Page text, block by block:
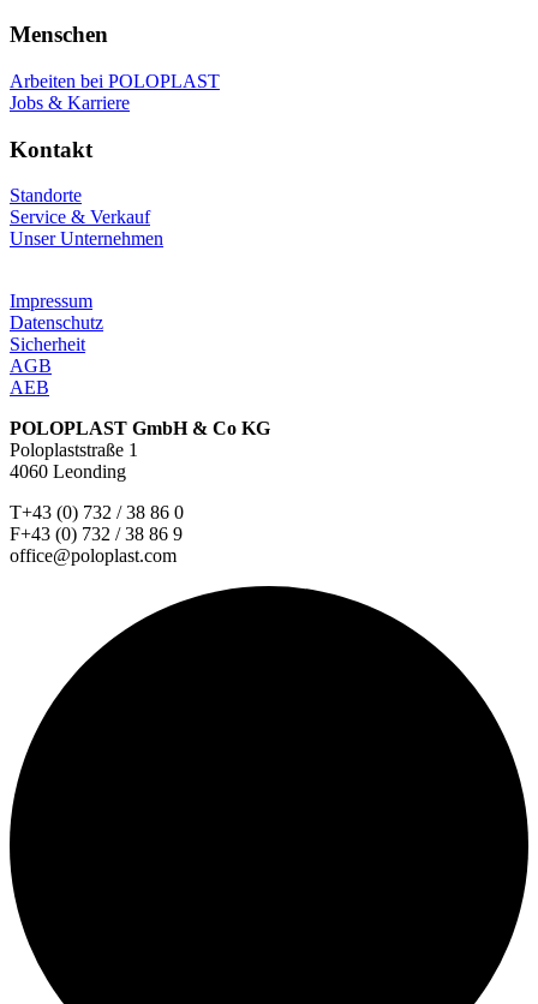
Menschen
Arbeiten bei POLOPLAST
Jobs & Karriere
Kontakt
Standorte
Service & Verkauf
Unser Unternehmen
Impressum
Datenschutz
Sicherheit
AGB
AEB
POLOPLAST GmbH & Co KG
Poloplaststraße 1
4060 Leonding
T+43 (0) 732 / 38 86 0
F+43 (0) 732 / 38 86 9
office@poloplast.com